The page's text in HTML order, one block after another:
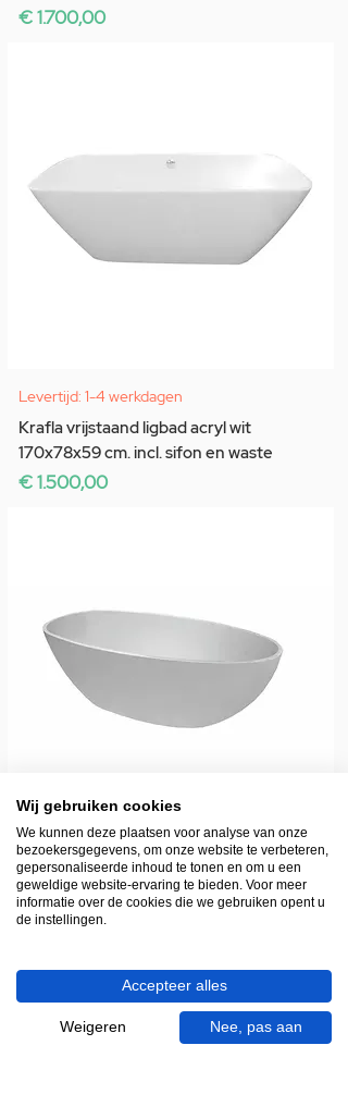
Prijs
€ 1.700,00
Levertijd: 1-4 werkdagen
Krafla vrijstaand ligbad acryl wit
170x78x59 cm. incl. sifon en waste
Prijs
€ 1.500,00
Levertijd: 1-4 werkdagen
Beehive vrijstaand ligbad acryl wit
180x90 incl. sifon en waste
Wij gebruiken cookies
We kunnen deze plaatsen voor analyse van onze
bezoekersgegevens, om onze website te verbeteren,
gepersonaliseerde inhoud te tonen en om u een
geweldige website-ervaring te bieden. Voor meer
informatie over de cookies die we gebruiken opent u
de instellingen.
Accepteer alles
Weigeren Nee, pas aan